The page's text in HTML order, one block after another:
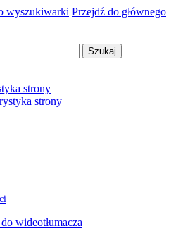
wyszukiwarki Przejdź do głównego
wideotłumacza